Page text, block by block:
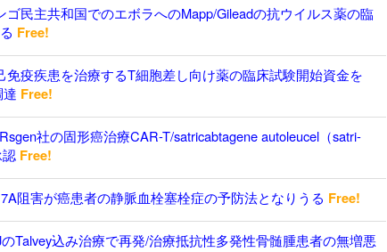
ゴ民主共和国でのエボラへのMapp/Gileadの抗ウイルス薬の臨
Free!
免疫疾患を治療するT細胞差し向け薬の臨床試験開始資金を
Free!
社の固形癌治療CAR-T/satricabtagene autoleucel（satri-
Free!
阻害が癌患者の静脈血栓塞栓症の予防法となりうる Free!
Talvey込み治療で再発/治療抵抗性多発性骨髄腫患者の無増悪